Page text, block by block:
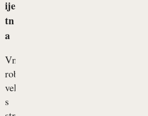
ije
tn
a
Vnetje
robov
vek,
s